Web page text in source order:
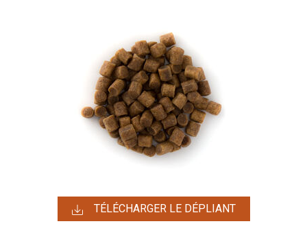
TÉLÉCHARGER LE DÉPLIANT